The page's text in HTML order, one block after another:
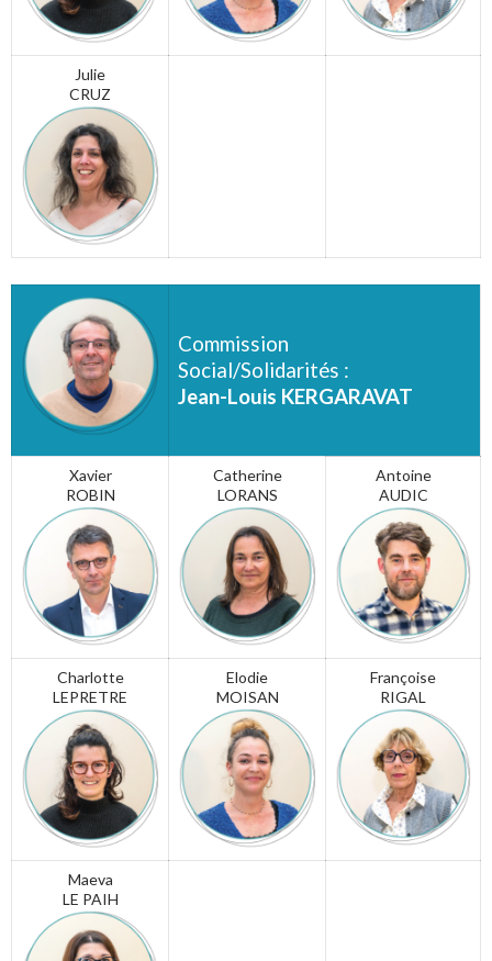
Julie
CRUZ
Commission
Social/Solidarités :
Jean-Louis KERGARAVAT
Xavier
ROBIN
Catherine
LORANS
Antoine
AUDIC
Charlotte
LEPRETRE
Elodie
MOISAN
Françoise
RIGAL
Maeva
LE PAIH